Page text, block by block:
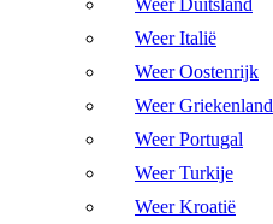
Weer Duitsland
Weer Italië
Weer Oostenrijk
Weer Griekenland
Weer Portugal
Weer Turkije
Weer Kroatië